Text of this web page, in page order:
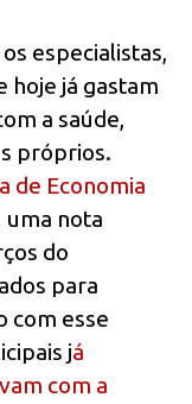
especialistas,
hoje já gastam
a saúde,
próprios.
de Economia
uma nota
do
para
com esse
já
com a